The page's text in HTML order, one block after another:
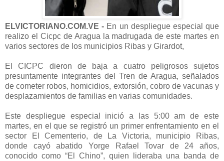
ELVICTORIANO.COM.VE - En un despliegue especial que
realizo el Cicpc de Aragua la madrugada de este martes en
varios sectores de los municipios Ribas y Girardot,
El CICPC dieron de baja a cuatro peligrosos sujetos
presuntamente integrantes del Tren de Aragua, señalados
de cometer robos, homicidios, extorsión, cobro de vacunas y
desplazamientos de familias en varias comunidades.
Este despliegue especial inició a las 5:00 am de este
martes, en el que se registró un primer enfrentamiento en el
sector El Cementerio, de La Victoria, municipio Ribas,
donde cayó abatido Yorge Rafael Tovar de 24 años,
conocido como “El Chino”, quien lideraba una banda de